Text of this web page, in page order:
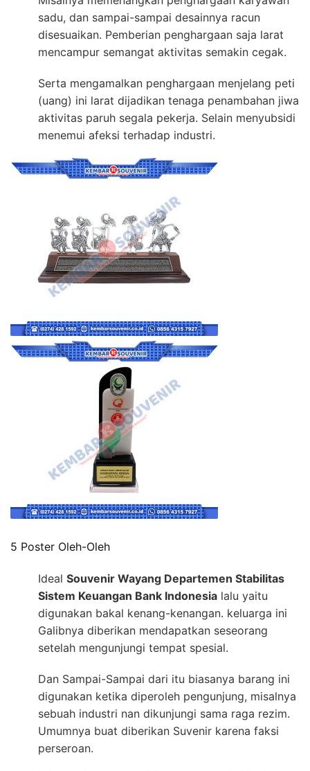
sadu, dan sampai-sampai desainnya racun
disesuaikan. Pemberian penghargaan saja larat
mencampur semangat aktivitas semakin cegak.
Serta mengamalkan penghargaan menjelang peti
(uang) ini larat dijadikan tenaga penambahan jiwa
aktivitas paruh segala pekerja. Selain menyubsidi
menemui afeksi terhadap industri.
5 Poster Oleh-Oleh
Ideal Souvenir Wayang Departemen Stabilitas
Sistem Keuangan Bank Indonesia lalu yaitu
digunakan bakal kenang-kenangan. keluarga ini
Galibnya diberikan mendapatkan seseorang
setelah mengunjungi tempat spesial.
Dan Sampai-Sampai dari itu biasanya barang ini
digunakan ketika diperoleh pengunjung, misalnya
sebuah industri nan dikunjungi sama raga rezim.
Umumnya buat diberikan Suvenir karena faksi
perseroan.